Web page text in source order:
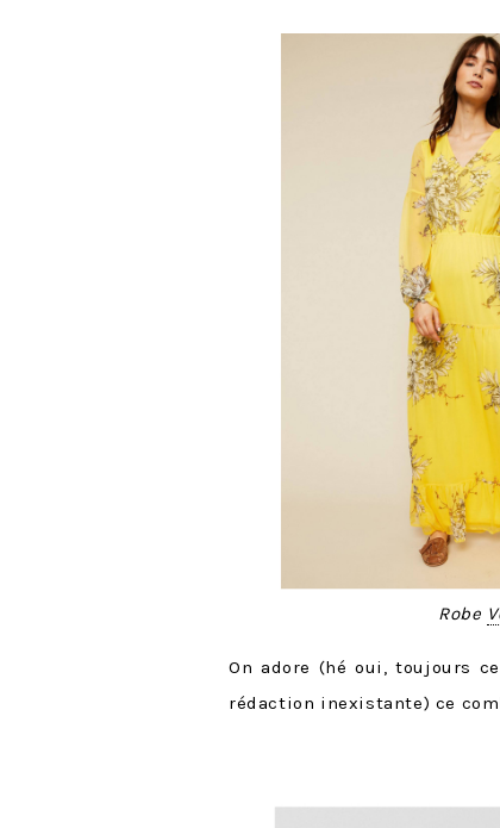
Robe
On adore (hé oui, toujours
rédaction inexistante) ce